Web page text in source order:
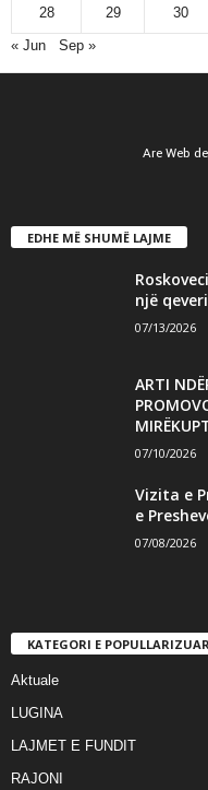
28 29 30
« Jun
Sep »
Are Web
EDHE MË SHUMË LAJME
një
07/13/2026
ARTI
07/10/2026
Vizita e
e
07/08/2026
KATEGORI E POPULLARIZUAR
Aktuale
LUGINA
LAJMET E FUNDIT
RAJONI